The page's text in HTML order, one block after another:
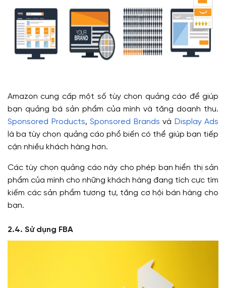
Amazon cung cấp một số tùy chọn quảng cáo để giúp
bạn quảng bá sản phẩm của mình và tăng doanh thu.
Sponsored Products, Sponsored Brands và Display Ads
là ba tùy chọn quảng cáo phổ biến có thể giúp bạn tiếp
cận nhiều khách hàng hơn.
Các tùy chọn quảng cáo này cho phép bạn hiển thị sản
phẩm của mình cho những khách hàng đang tích cực tìm
kiếm các sản phẩm tương tự, tăng cơ hội bán hàng cho
bạn.
2.4. Sử dụng FBA